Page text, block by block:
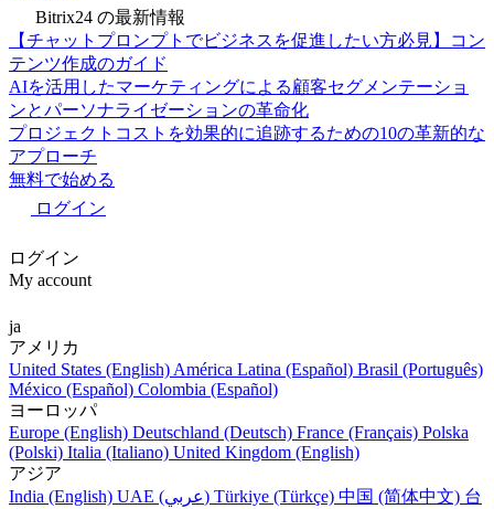
Bitrix24 の最新情報
【チャットプロンプトでビジネスを促進したい方必見】コン
テンツ作成のガイド
AIを活用したマーケティングによる顧客セグメンテーショ
ンとパーソナライゼーションの革命化
プロジェクトコストを効果的に追跡するための10の革新的な
アプローチ
無料で始める
ログイン
ログイン
My account
ja
アメリカ
United States (English) América Latina (Español) Brasil (Português)
México (Español) Colombia (Español)
ヨーロッパ
Europe (English) Deutschland (Deutsch) France (Français) Polska
(Polski) Italia (Italiano) United Kingdom (English)
アジア
India (English)
UAE (عربي) Türkiye (Türkçe) 中国 (简体中文) 台